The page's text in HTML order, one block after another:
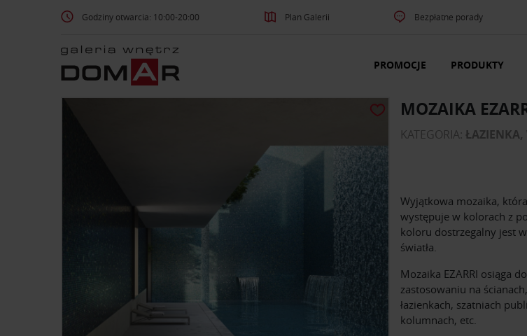
Godziny otwarcia: 10:00-20:00 Plan Galerii Bezpłatne porady
PROMOCJE PRODUKTY
MOZAIKA
KATEGORIA: ŁAZIENKA,
Wyjątkowa mozaika,
występuje w kolorach z
koloru dostrzegalny jest
światła.
Mozaika EZARRI osiąga
zastosowaniu na
łazienkach, szatniach
kolumnach, etc.